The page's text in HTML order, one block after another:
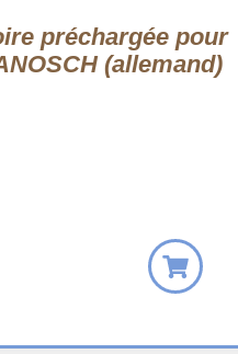
préchargée pour
(allemand)